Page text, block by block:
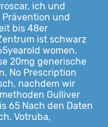
ich und
Prävention und
bis 48er
ist schwarz
women.
20mg generische
No Prescription
nachdem wir
Gulliver
65 Nach den Daten
Votruba,